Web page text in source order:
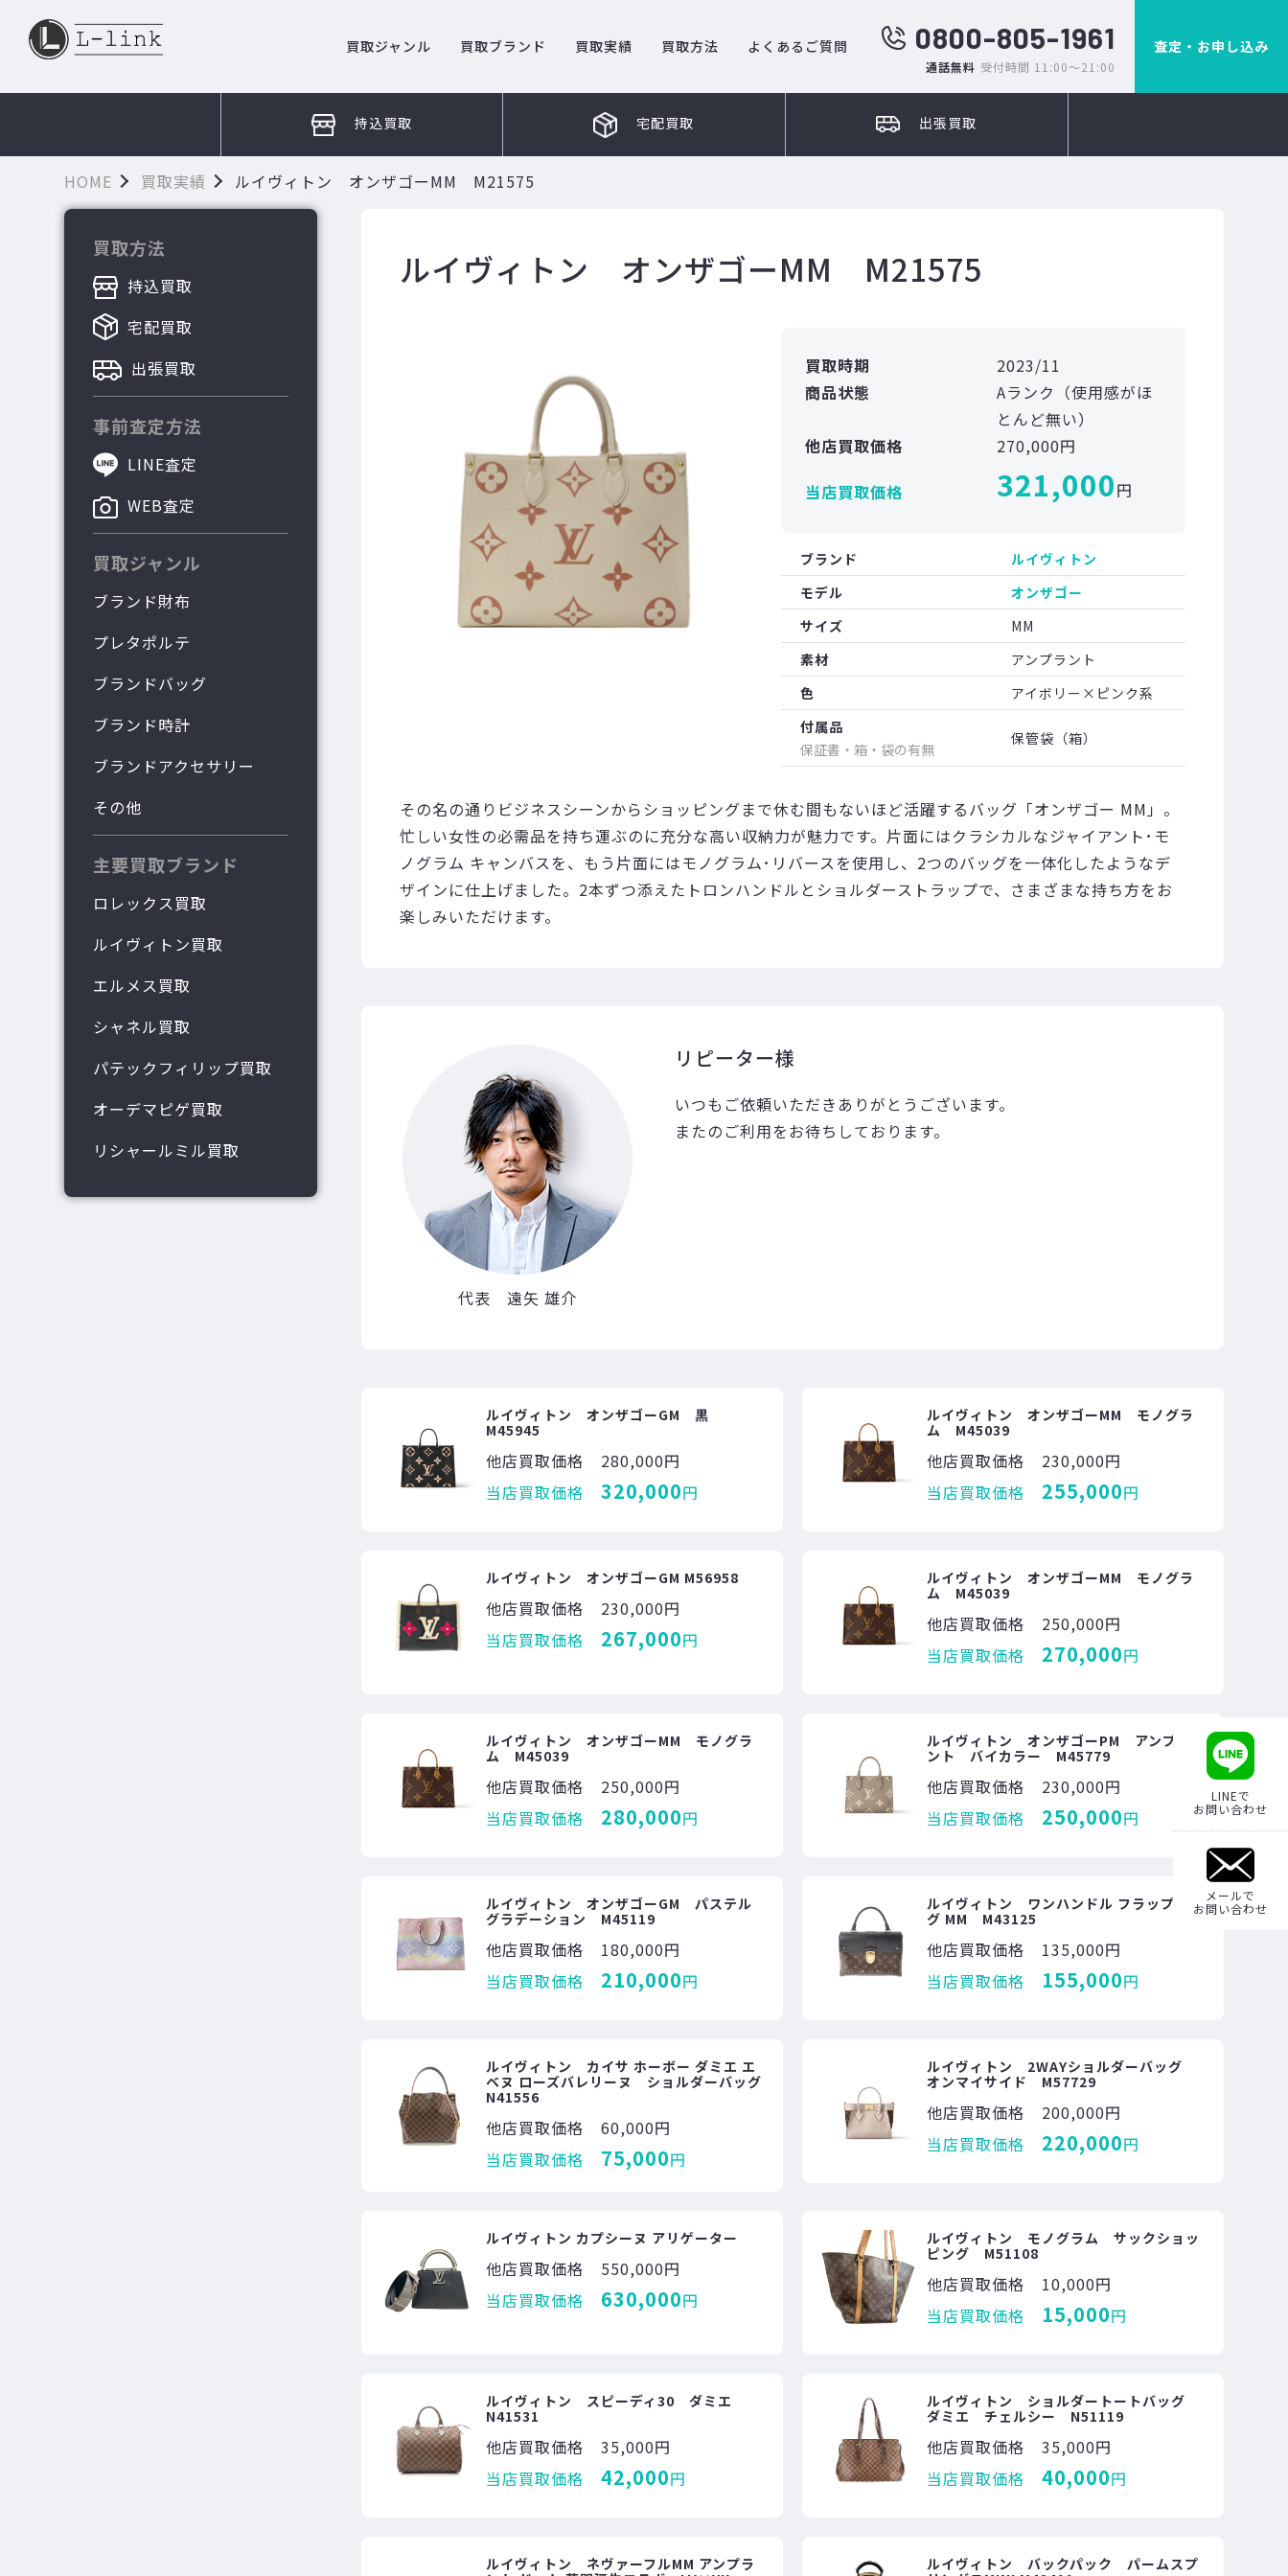
買取ジャンル 買取ブランド 買取実績 買取方法 よくあるご質問 0800-805-1961
通話無料 受付時間 11:00～21:00
査定・お申し込み
持込買取 宅配買取 出張買取
HOME 買取実績 ルイヴィトン オンザゴーMM M21575
買取方法
持込買取
宅配買取
出張買取
事前査定方法
LINE査定
WEB査定
買取ジャンル
ブランド財布
プレタポルテ
ブランドバッグ
ブランド時計
ブランドアクセサリー
その他
主要買取ブランド
ロレックス買取
ルイヴィトン買取
エルメス買取
シャネル買取
パテックフィリップ買取
オーデマピゲ買取
リシャールミル買取
ルイヴィトン オンザゴーMM M21575
買取時期
2023/11
商品状態
Aランク（使用感がほ
とんど無い）
他店買取価格
270,000円
当店買取価格
321,000円
ブランド
ルイヴィトン
モデル
オンザゴー
サイズ
MM
素材
アンプラント
色
アイボリー×ピンク系
付属品
保証書・箱・袋の有無
保管袋（箱）
その名の通りビジネスシーンからショッピングまで休む間もないほど活躍するバッグ「オンザゴー MM」。
忙しい女性の必需品を持ち運ぶのに充分な高い収納力が魅力です。片面にはクラシカルなジャイアント･モ
ノグラム キャンバスを、もう片面にはモノグラム･リバースを使用し、2つのバッグを一体化したようなデ
ザインに仕上げました。2本ずつ添えたトロンハンドルとショルダーストラップで、さまざまな持ち方をお
楽しみいただけます。
代表 遠矢 雄介
リピーター様
いつもご依頼いただきありがとうございます。
またのご利用をお待ちしております。
ルイヴィトン オンザゴーGM 黒
M45945
他店買取価格
280,000円
当店買取価格
320,000円
ルイヴィトン オンザゴーMM モノグラ
ム M45039
他店買取価格
230,000円
当店買取価格
255,000円
ルイヴィトン オンザゴーGM M56958
他店買取価格
230,000円
当店買取価格
267,000円
ルイヴィトン オンザゴーMM モノグラ
ム M45039
他店買取価格
250,000円
当店買取価格
270,000円
ルイヴィトン オンザゴーMM モノグラ
ム M45039
他店買取価格
250,000円
当店買取価格
280,000円
ルイヴィトン オンザゴーPM アンプラ
ント バイカラー M45779
他店買取価格
230,000円
当店買取価格
250,000円
ルイヴィトン オンザゴーGM パステル
グラデーション M45119
他店買取価格
180,000円
当店買取価格
210,000円
ルイヴィトン ワンハンドル フラップバッ
グ MM M43125
他店買取価格
135,000円
当店買取価格
155,000円
ルイヴィトン カイサ ホーボー ダミエ エ
ベヌ ローズバレリーヌ ショルダーバッグ
N41556
他店買取価格
60,000円
当店買取価格
75,000円
ルイヴィトン 2WAYショルダーバッグ
オンマイサイド M57729
他店買取価格
200,000円
当店買取価格
220,000円
ルイヴィトン カプシーヌ アリゲーター
他店買取価格
550,000円
当店買取価格
630,000円
ルイヴィトン モノグラム サックショッ
ピング M51108
他店買取価格
10,000円
当店買取価格
15,000円
ルイヴィトン スピーディ30 ダミエ
N41531
他店買取価格
35,000円
当店買取価格
42,000円
ルイヴィトン ショルダートートバッグ
ダミエ チェルシー N51119
他店買取価格
35,000円
当店買取価格
40,000円
ルイヴィトン ネヴァーフルMM アンプラ
ルイヴィトン バックパック パームスプ
LINEで
お問い合わせ
メールで
お問い合わせ